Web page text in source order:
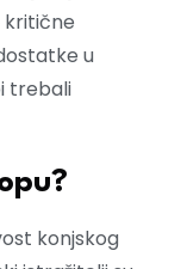
kritične
u
trebali
konjskog